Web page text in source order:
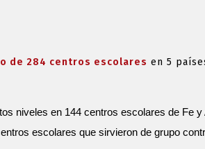
novice curieux ou un joueur
joueurs et fidéliser leur
fortes et de gains potentiels.
avantages de ces tours gratuits,
accéder. Plongez dans le
de 284 centros escolares en 5
niveles en 144 centros escolares de Fe y
escolares que sirvieron de grupo